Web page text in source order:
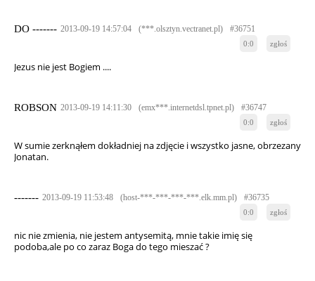
DO ------- 2013-09-19 14:57:04 (***.olsztyn.vectranet.pl) #36751
0:0 zgłoś
Jezus nie jest Bogiem ....
ROBSON 2013-09-19 14:11:30 (emx***.internetdsl.tpnet.pl) #36747
0:0 zgłoś
W sumie zerknąłem dokładniej na zdjęcie i wszystko jasne, obrzezany
Jonatan.
------- 2013-09-19 11:53:48 (host-***-***-***-***.elk.mm.pl) #36735
0:0 zgłoś
nic nie zmienia, nie jestem antysemitą, mnie takie imię się
podoba,ale po co zaraz Boga do tego mieszać ?